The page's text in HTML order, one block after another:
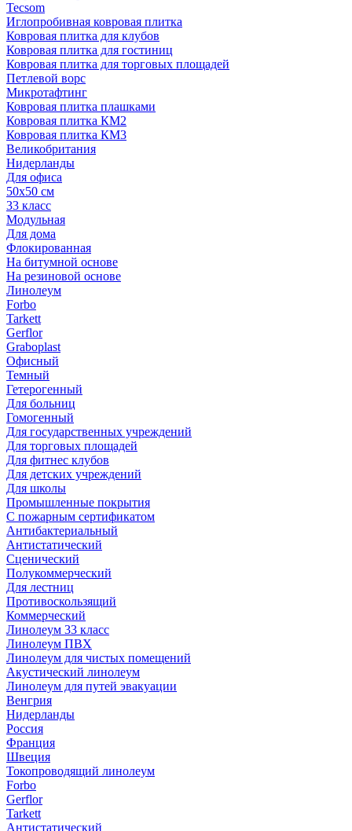
Tecsom
Иглопробивная ковровая плитка
Ковровая плитка для клубов
Ковровая плитка для гостиниц
Ковровая плитка для торговых площадей
Петлевой ворс
Микротафтинг
Ковровая плитка плашками
Ковровая плитка КМ2
Ковровая плитка КМ3
Великобритания
Нидерланды
Для офиса
50х50 см
33 класс
Модульная
Для дома
Флокированная
На битумной основе
На резиновой основе
Линолеум
Forbo
Tarkett
Gerflor
Graboplast
Офисный
Темный
Гетерогенный
Для больниц
Гомогенный
Для государственных учреждений
Для торговых площадей
Для фитнес клубов
Для детских учреждений
Для школы
Промышленные покрытия
С пожарным сертификатом
Антибактериальный
Антистатический
Сценический
Полукоммерческий
Для лестниц
Противоскользящий
Коммерческий
Линолеум 33 класс
Линолеум ПВХ
Линолеум для чистых помещений
Акустический линолеум
Линолеум для путей эвакуации
Венгрия
Нидерланды
Россия
Франция
Швеция
Токопроводящий линолеум
Forbo
Gerflor
Tarkett
Антистатический